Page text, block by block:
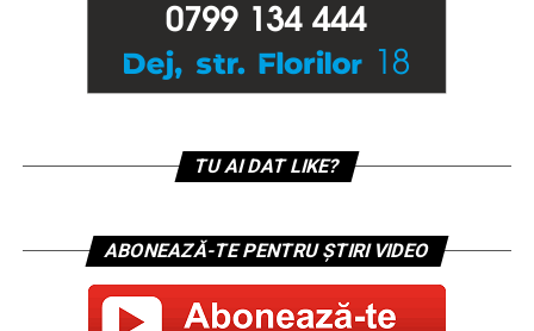
TU AI DAT LIKE?
ABONEAZĂ-TE PENTRU ȘTIRI VIDEO